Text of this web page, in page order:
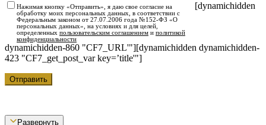
Нажимая кнопку «Отправить», я даю свое согласие на
обработку моих персональных данных, в соответствии с
Федеральным законом от 27.07.2006 года №152-ФЗ «О
персональных данных», на условиях и для целей,
определенных пользовательским соглашением и политикой
конфиденциальности
[dynamichidden
dynamichidden-860 "CF7_URL'"][dynamichidden dynamichidden-
423 "CF7_get_post_var key=’title'"]
Развернуть